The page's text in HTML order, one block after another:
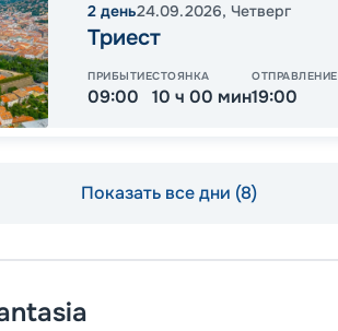
2 день24.09.2026, Четверг
Триест
ПРИБЫТИЕ
09:00
СТОЯНКА
10 ч 00 мин
ОТПРАВЛЕНИЕ
19:00
Показать все дни (8)